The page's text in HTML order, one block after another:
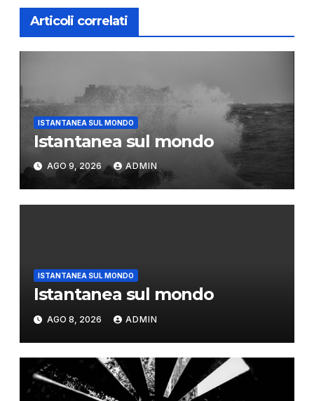
Articoli correlati
ISTANTANEA SUL MONDO
Istantanea sul mondo
AGO 9, 2026 ADMIN
ISTANTANEA SUL MONDO
Istantanea sul mondo
AGO 8, 2026 ADMIN